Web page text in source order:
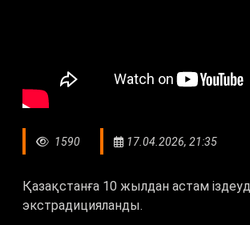
1590 17.04.2026, 21:35
Қазақстанға 10 жылдан астам
экстрадицияланды.